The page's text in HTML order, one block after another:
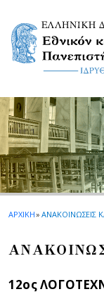
ΑΡΧΙΚΗ» ΑΝΑΚΟΙΝΩΣΕΙΣ
12ος